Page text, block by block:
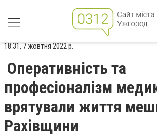
18:31, 7 жовтня 2022 р.
Оперативність та
професіоналізм
врятували життя
Рахівщини